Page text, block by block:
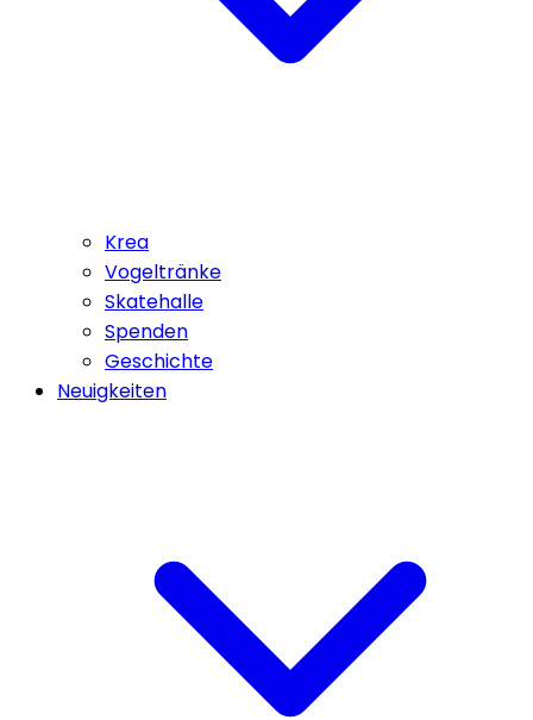
Krea
Vogeltränke
Skatehalle
Spenden
Geschichte
Neuigkeiten